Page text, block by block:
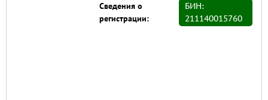
Сведения о
регистрации:
БИН:
211140015760